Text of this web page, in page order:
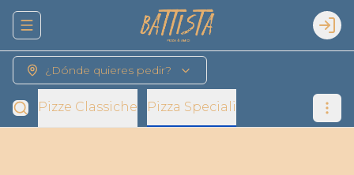
Abrir menu de navegación
¿Dónde quieres pedir?
Pizze Classiche Pizza Speciali